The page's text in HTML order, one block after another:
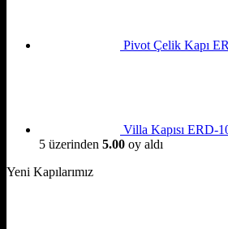
Pivot Çelik Kapı
Villa Kapısı ERD-
5 üzerinden 5.00 oy aldı
Yeni Kapılarımız